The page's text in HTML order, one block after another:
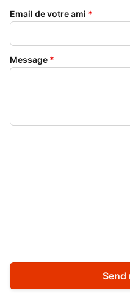
Email de votre ami *
Message *
Send